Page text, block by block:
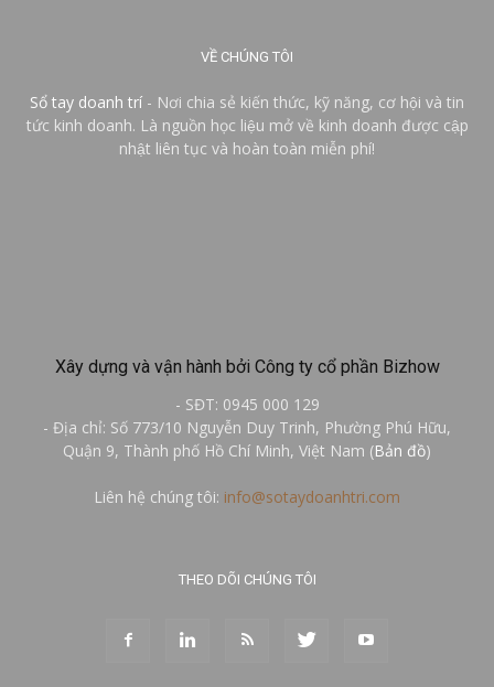
VỀ CHÚNG TÔI
Sổ tay doanh trí - Nơi chia sẻ kiến thức, kỹ năng, cơ hội và tin
tức kinh doanh. Là nguồn học liệu mở về kinh doanh được cập
nhật liên tục và hoàn toàn miễn phí!
Xây dựng và vận hành bởi Công ty cổ phần Bizhow
- SĐT: 0945 000 129
- Địa chỉ: Số 773/10 Nguyễn Duy Trinh, Phường Phú Hữu,
Quận 9, Thành phố Hồ Chí Minh, Việt Nam (Bản đồ)
Liên hệ chúng tôi: info@sotaydoanhtri.com
THEO DÕI CHÚNG TÔI